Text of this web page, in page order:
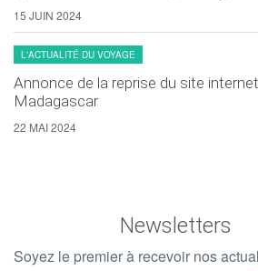
15 JUIN 2024
L'ACTUALITÉ DU VOYAGE
Annonce de la reprise du site
Madagascar
22 MAI 2024
Newsletters
Soyez le premier à recevoir nos